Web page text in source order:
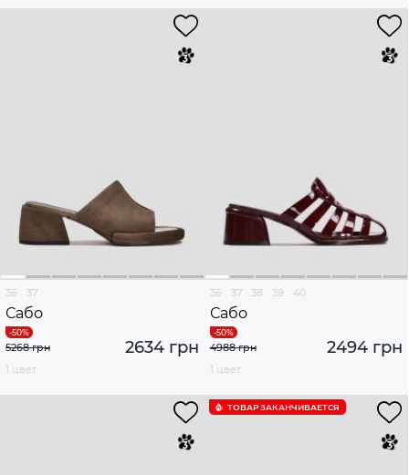
36 37
Сабо
2634 грн
5268 грн
1 цвет
36 37 38 39 40
Сабо
2494 грн
4988 грн
1 цвет
ТОВАР ЗАКАНЧИВАЕТСЯ